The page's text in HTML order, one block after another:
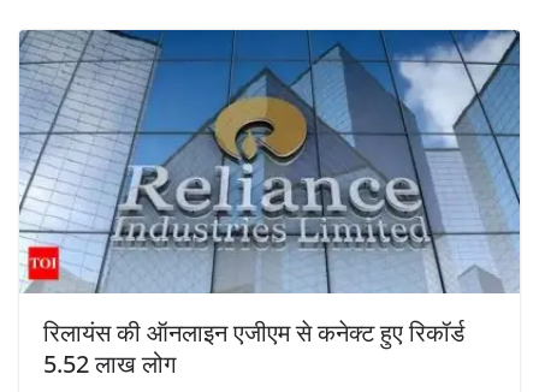
रिलायंस की ऑनलाइन एजीएम से कनेक्ट हुए रिकॉर्ड
5.52 लाख लोग